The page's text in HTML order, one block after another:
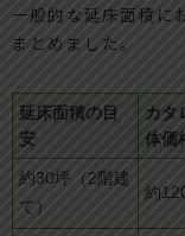
一般的な延床面積に
まとめました。
延床面積の目
安
カタ
体価
約30坪（2階建
て）
約